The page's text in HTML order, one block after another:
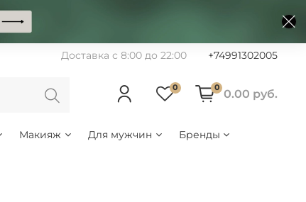
Доставка с 8:00 до 22:00 +74991302005
0 0 0.00 руб.
Макияж Для мужчин Бренды